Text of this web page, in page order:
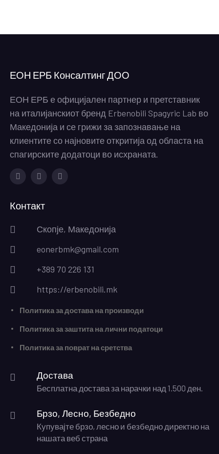
ЕОН ЕРБ Консалтинг ДОО
ЕОН ЕРБ е официјален партнер и претставник
на италијанскиот бренд Erbenobili Spagyric Lab во
Македонија и се грижи за запознавање на
клиентите со најновите откритија од областа на
спагирските додатоци во исхраната.
Контакт
Скопје, Македонија
eonerbmk@gmail.com
+389 70 226 131
https://erbenobili.mk
Политика за достава на производи
Политика за заштита на лични податоци
Политика за поврат на сретства
Достава
Бесплатна достава за нарачки над 1.500 ден.
Брзо, Лесно, Безбедно
Купувајте брзо, лесно и безбедно директно на
нашата веб страна